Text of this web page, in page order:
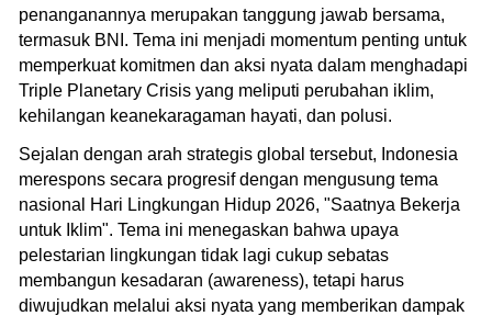
penanganannya merupakan tanggung jawab bersama,
termasuk BNI. Tema ini menjadi momentum penting untuk
memperkuat komitmen dan aksi nyata dalam menghadapi
Triple Planetary Crisis yang meliputi perubahan iklim,
kehilangan keanekaragaman hayati, dan polusi.
Sejalan dengan arah strategis global tersebut, Indonesia
merespons secara progresif dengan mengusung tema
nasional Hari Lingkungan Hidup 2026, "Saatnya Bekerja
untuk Iklim". Tema ini menegaskan bahwa upaya
pelestarian lingkungan tidak lagi cukup sebatas
membangun kesadaran (awareness), tetapi harus
diwujudkan melalui aksi nyata yang memberikan dampak